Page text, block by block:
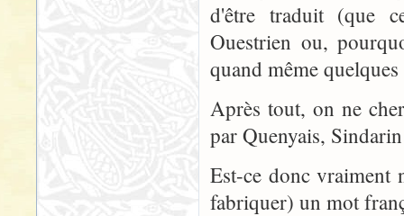
d'être traduit (que
Ouestrien ou,
quand même
Après tout, on ne
par Quenyais,
Est-ce donc vraiment
fabriquer) un mot